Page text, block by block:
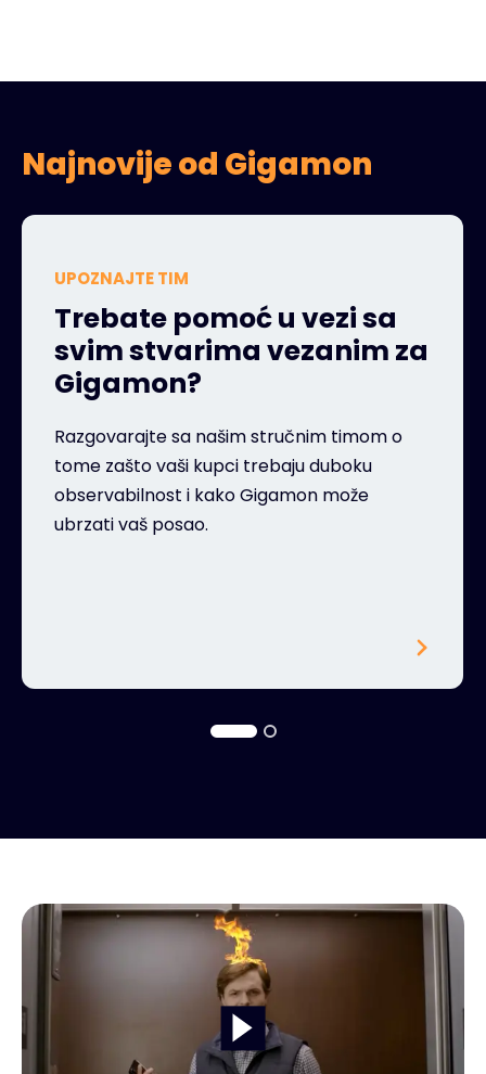
Najnovije od Gigamon
UPOZNAJTE TIM
Trebate pomoć u vezi sa
svim stvarima vezanim za
Gigamon?
Razgovarajte sa našim stručnim timom o
tome zašto vaši kupci trebaju duboku
observabilnost i kako Gigamon može
ubrzati vaš posao.